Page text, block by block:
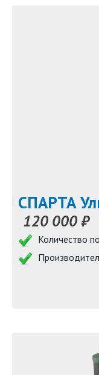
СПАРТА
120 000 ₽
Количество